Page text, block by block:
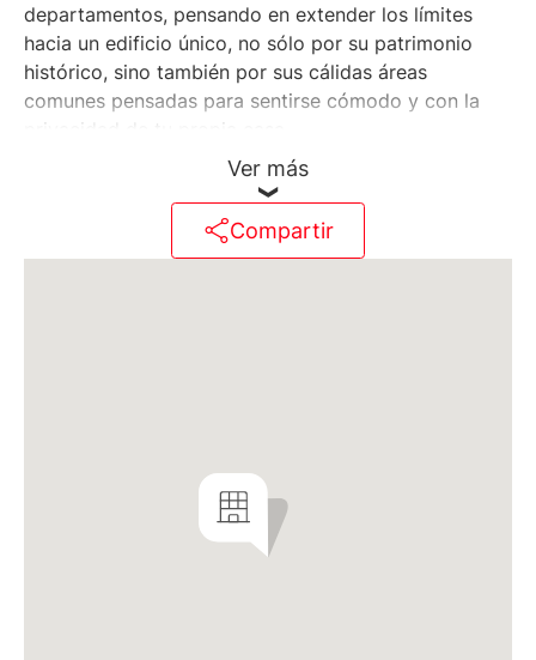
departamentos, pensando en extender los límites
hacia un edificio único, no sólo por su patrimonio
histórico, sino también por sus cálidas áreas
comunes pensadas para sentirse cómodo y con la
privacidad de tu propia casa.
En la PB habrá un Open Kitchen con terraza para
recibir invitados y festejar acontecimientos
especiales en un ambiente de extrema calidez
durante todos los ciclos del año. Contará con
propia casa conviviendo en armonía con el gusto y
los detalles de terminación que tendrá todo el
Ver más
Compartir